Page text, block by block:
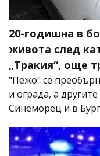
20-годишна в
живота след
„Тракия“, още
"Пежо" се
и ограда, а
Синеморец и в